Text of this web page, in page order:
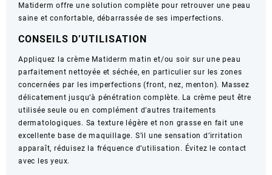
ml
Matiderm offre une solution complète pour retrouver une peau
saine et confortable, débarrassée de ses imperfections.
CONSEILS D’UTILISATION
Appliquez la crème Matiderm matin et/ou soir sur une peau
parfaitement nettoyée et séchée, en particulier sur les zones
concernées par les imperfections (front, nez, menton). Massez
délicatement jusqu’à pénétration complète. La crème peut être
utilisée seule ou en complément d’autres traitements
dermatologiques. Sa texture légère et non grasse en fait une
excellente base de maquillage. S’il une sensation d’irritation
apparaît, réduisez la fréquence d’utilisation. Évitez le contact
avec les yeux.